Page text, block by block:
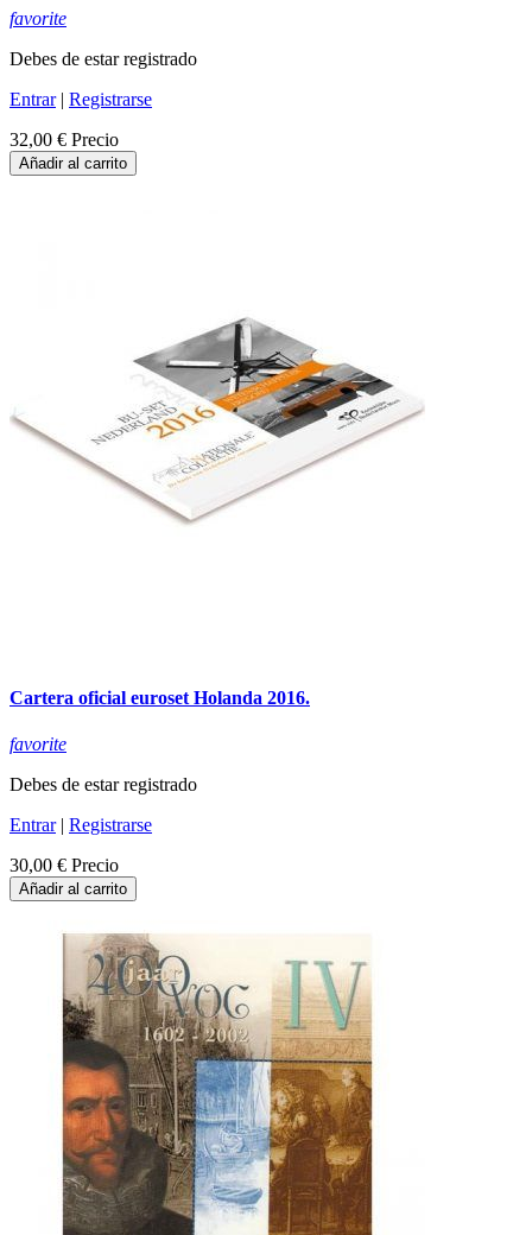
favorite
Debes de estar registrado
Entrar| Registrarse
32,00 € Precio
Añadir al carrito
Cartera oficial euroset Holanda 2016.
favorite
Debes de estar registrado
Entrar| Registrarse
30,00 € Precio
Añadir al carrito